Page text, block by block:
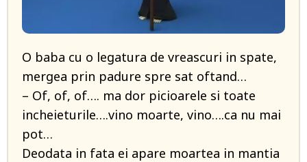
O baba cu o legatura de vreascuri in spate,
mergea prin padure spre sat oftand…
– Of, of, of…. ma dor picioarele si toate
incheieturile….vino moarte, vino….ca nu mai
pot…
Deodata in fata ei apare moartea in mantia